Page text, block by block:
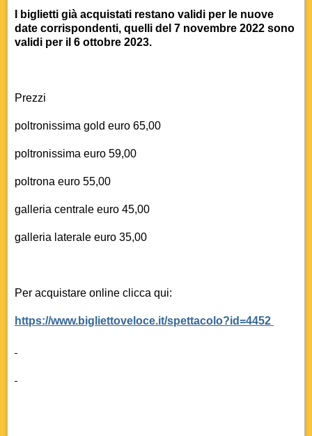
I biglietti già acquistati restano validi per le nuove
date corrispondenti, quelli del 7 novembre 2022 sono
validi per il 6 ottobre 2023.
Prezzi
poltronissima gold euro 65,00
poltronissima euro 59,00
poltrona euro 55,00
galleria centrale euro 45,00
galleria laterale euro 35,00
Per acquistare online clicca qui:
https://www.bigliettoveloce.it/spettacolo?id=4452